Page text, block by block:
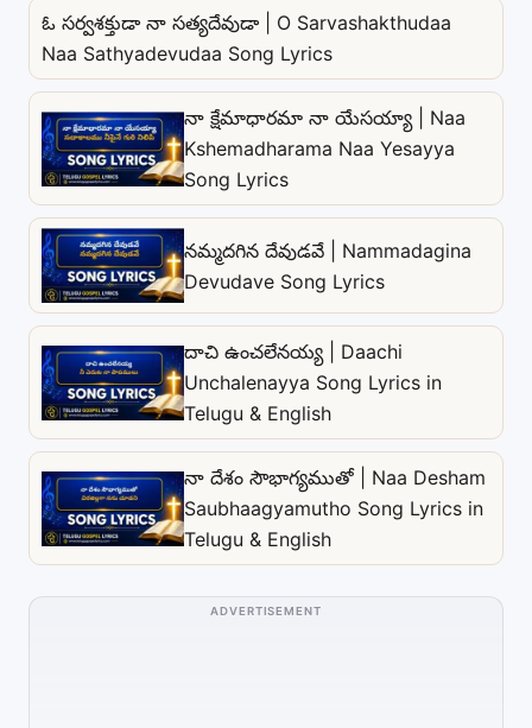
ఓ సర్వశక్తుడా నా సత్యదేవుడా | O Sarvashakthudaa
Naa Sathyadevudaa Song Lyrics
నా క్షేమాధారమా నా యేసయ్యా | Naa
Kshemadharama Naa Yesayya
Song Lyrics
నమ్మదగిన దేవుడవే | Nammadagina
Devudave Song Lyrics
దాచి ఉంచలేనయ్య | Daachi
Unchalenayya Song Lyrics in
Telugu & English
నా దేశం సౌభాగ్యముతో | Naa Desham
Saubhaagyamutho Song Lyrics in
Telugu & English
ADVERTISEMENT